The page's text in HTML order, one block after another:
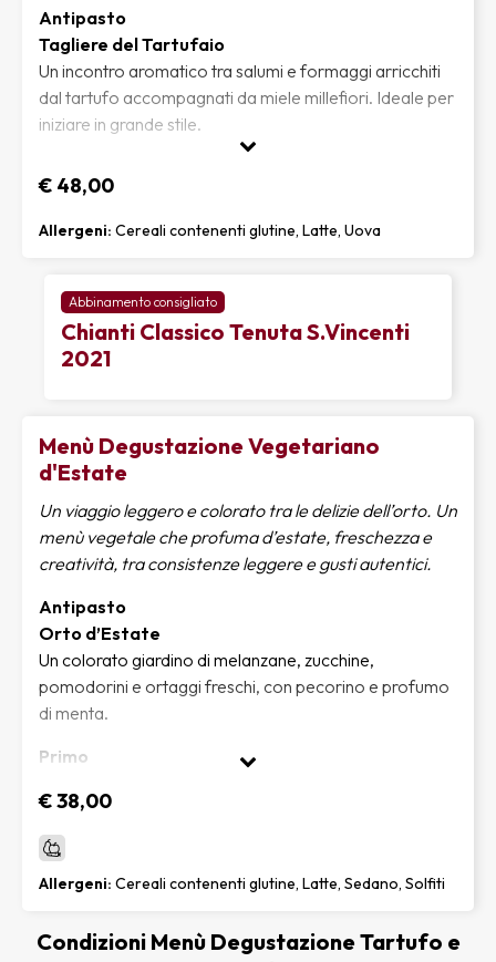
Antipasto
Tagliere del Tartufaio
Un incontro aromatico tra salumi e formaggi arricchiti
dal tartufo accompagnati da miele millefiori. Ideale per
iniziare in grande stile.
Tagliolini al Tartufo
Tagliolini freschi all'uovo mantecati con burro di
Secondo
Tagliata al Tartufo
L’intensità del tartufo incontra la carne succosa della
tagliata. Un piatto da veri gourmet. Contorno di patate
€ 48,00
Allergeni: Cereali contenenti glutine, Latte, Uova
Abbinamento consigliato
Chianti Classico Tenuta S.Vincenti
2021
Menù Degustazione Vegetariano
d'Estate
Un viaggio leggero e colorato tra le delizie dell’orto. Un
menù vegetale che profuma d’estate, freschezza e
creatività, tra consistenze leggere e gusti autentici.
Antipasto
Orto d’Estate
Un colorato giardino di melanzane, zucchine,
pomodorini e ortaggi freschi, con pecorino e profumo
di menta.
Primo
Pici artigianali conditi con aglione della Valdichiana:
profumo antico, sapore pieno, anima toscana.
Secondo
Croccante
€ 38,00
Allergeni: Cereali contenenti glutine, Latte, Sedano, Solfiti
Condizioni Menù Degustazione Tartufo e